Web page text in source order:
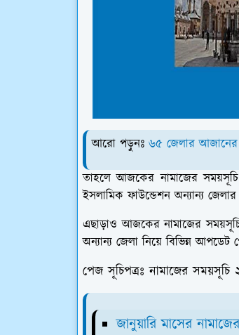
আরো পড়ুনঃ ৬৫ জেলার
তাহলে আজকের নামাজের
ইসলামিক ফাউন্ডেশন অন্যান্য
এছাড়াও আজকের নামাজের
অন্যান্য জেলা নিয়ে বিভিন্ন
পেজ সূচিপত্রঃ নামাজের
জানুয়ারি মাসের